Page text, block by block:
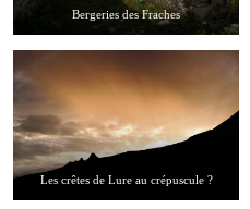
Bergeries des Fraches
Les crêtes de Lure au crépuscule ?